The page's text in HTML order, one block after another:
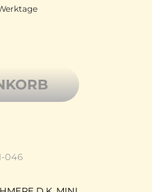
Mongolisches Kaschmir 046
046